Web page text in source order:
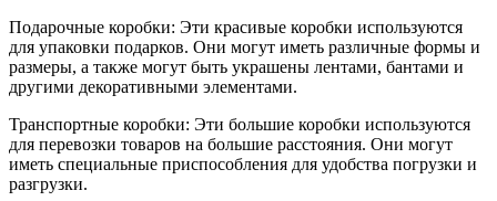
Подарочные коробки: Эти красивые коробки используются
для упаковки подарков. Они могут иметь различные формы и
размеры, а также могут быть украшены лентами, бантами и
другими декоративными элементами.
Транспортные коробки: Эти большие коробки используются
для перевозки товаров на большие расстояния. Они могут
иметь специальные приспособления для удобства погрузки и
разгрузки.